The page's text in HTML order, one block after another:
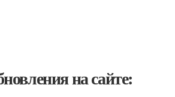
на сайте: